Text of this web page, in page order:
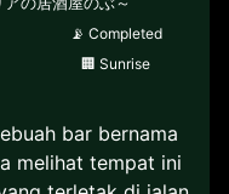
📡 Completed
🏢Sunrise
bar bernama
melihat tempat ini